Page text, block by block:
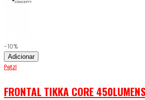
-10%
Adicionar
Petzl
FRONTAL TIKKA CORE